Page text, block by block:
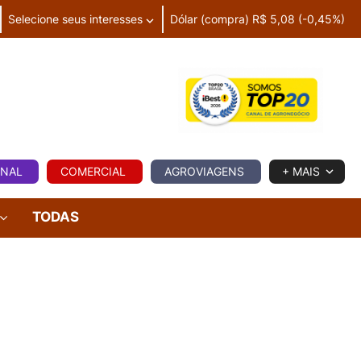
Selecione seus interesses Dólar (compra) R$ 5,08 (-0,45%)
COMERCIAL AGROVIAGENS + MAIS
TODAS